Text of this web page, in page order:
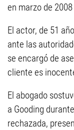
en marzo de
El actor, de 51
ante las
se encargó de
cliente es
El abogado
a Gooding
rechazada,